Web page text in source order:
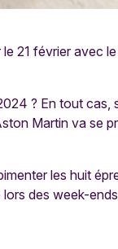
21 février avec
? En tout cas,
Martin va se
les huit
des week-